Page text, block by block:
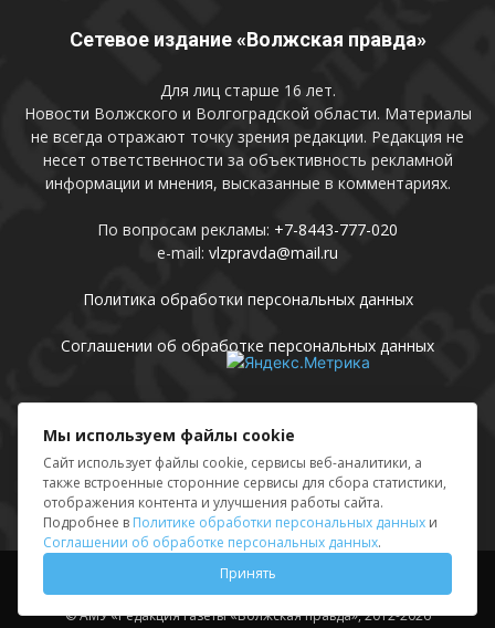
Сетевое издание «Волжская правда»
Для лиц старше 16 лет.
Новости Волжского и Волгоградской области. Материалы
не всегда отражают точку зрения редакции. Редакция не
несет ответственности за объективность рекламной
информации и мнения, высказанные в комментариях.
По вопросам рекламы: +7-8443-777-020
e-mail: vlzpravda@mail.ru
Политика обработки персональных данных
Соглашении об обработке персональных данных
Присоединяйтесь
Выходные данные
© АМУ «Редакция газеты «Волжская правда», 2012-2026
Мы используем файлы cookie
Сайт использует файлы cookie, сервисы веб-аналитики, а
также встроенные сторонние сервисы для сбора статистики,
отображения контента и улучшения работы сайта.
Подробнее в Политике обработки персональных данных и
Соглашении об обработке персональных данных.
Принять